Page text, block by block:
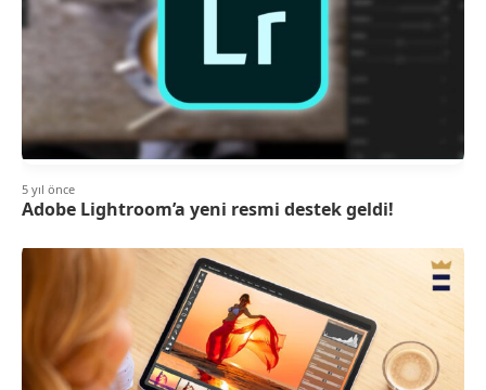
5 yıl önce
Adobe Lightroom’a yeni resmi destek geldi!